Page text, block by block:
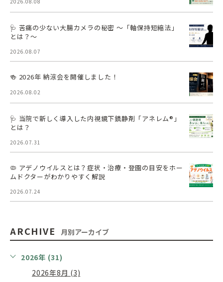
🩺 苦痛の少ない大腸カメラの秘密 ～「軸保持短縮法」
とは？～
2026.08.07
🍻 2026年 納涼会を開催しました！
2026.08.02
🩺 当院で新しく導入した内視鏡下鎮静剤「アネレム®」
とは？
2026.07.31
🦠 アデノウイルスとは？症状・治療・登園の目安をホー
ムドクターがわかりやすく解説
2026.07.24
ARCHIVE 月別アーカイブ
2026年 (31)
2026年8月 (3)